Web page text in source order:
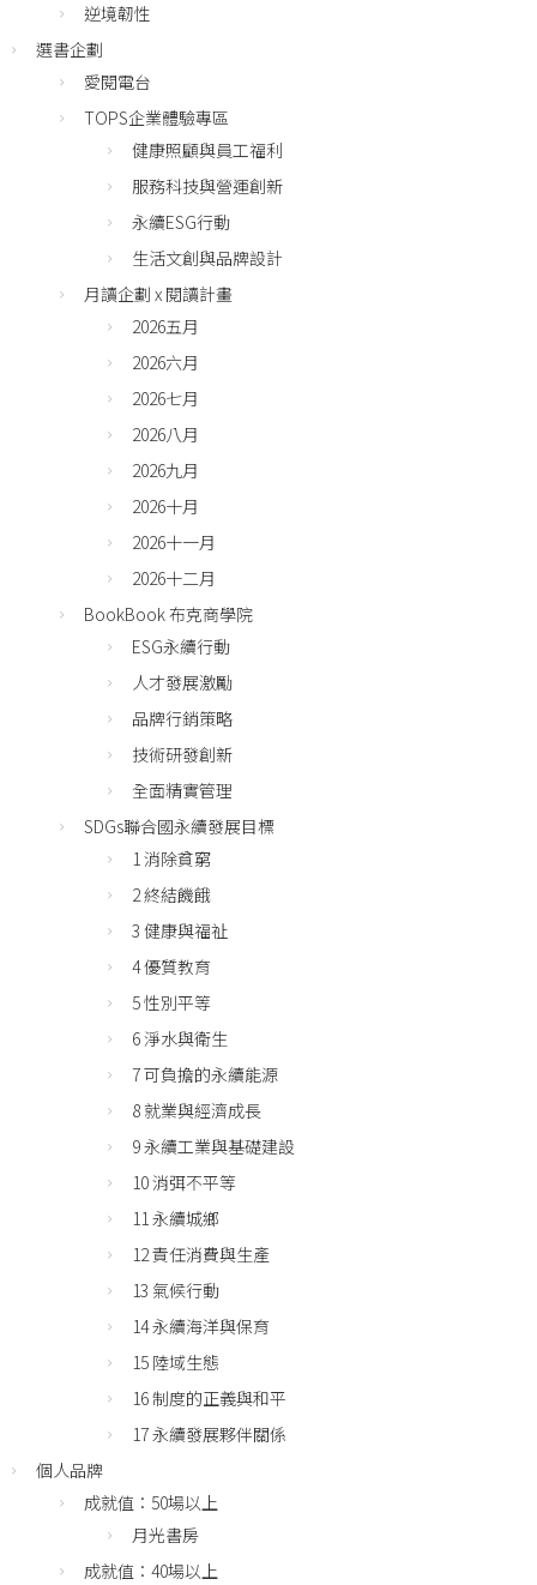
逆境韌性
選書企劃
愛閱電台
TOPS企業體驗專區
健康照顧與員工福利
服務科技與營運創新
永續ESG行動
生活文創與品牌設計
月讀企劃 x 閱讀計畫
2026五月
2026六月
2026七月
2026八月
2026九月
2026十月
2026十一月
2026十二月
BookBook 布克商學院
ESG永續行動
人才發展激勵
品牌行銷策略
技術研發創新
全面精實管理
SDGs聯合國永續發展目標
1 消除貧窮
2 終結饑餓
3 健康與福祉
4 優質教育
5 性別平等
6 淨水與衛生
7 可負擔的永續能源
8 就業與經濟成長
9 永續工業與基礎建設
10 消弭不平等
11 永續城鄉
12 責任消費與生產
13 氣候行動
14 永續海洋與保育
15 陸域生態
16 制度的正義與和平
17 永續發展夥伴關係
個人品牌
成就值：50場以上
月光書房
成就值：40場以上